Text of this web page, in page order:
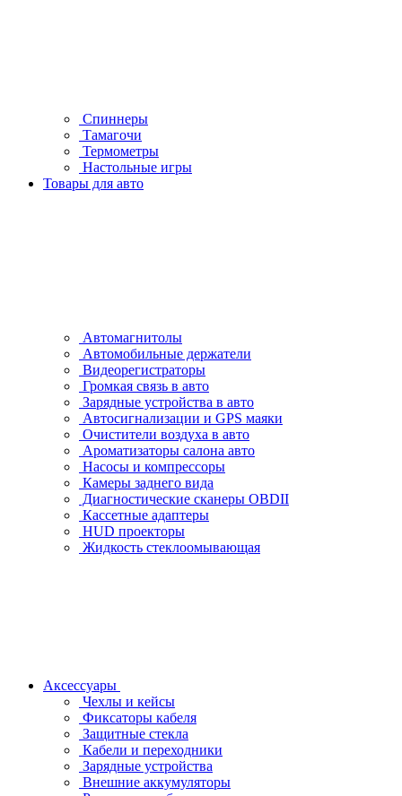
Спиннеры
Тамагочи
Термометры
Настольные игры
Товары для авто
Автомагнитолы
Автомобильные держатели
Видеорегистраторы
Громкая связь в авто
Зарядные устройства в авто
Автосигнализации и GPS маяки
Очистители воздуха в авто
Ароматизаторы салона авто
Насосы и компрессоры
Камеры заднего вида
Диагностические сканеры OBDII
Кассетные адаптеры
HUD проекторы
Жидкость стеклоомывающая
Аксессуары
Чехлы и кейсы
Фиксаторы кабеля
Защитные стекла
Кабели и переходники
Зарядные устройства
Внешние аккумуляторы